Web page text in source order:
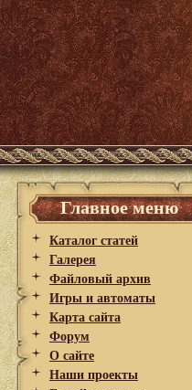
Главное меню
Каталог статей
Галерея
Файловый архив
Игры и автоматы
Карта сайта
Форум
О сайте
Наши проекты